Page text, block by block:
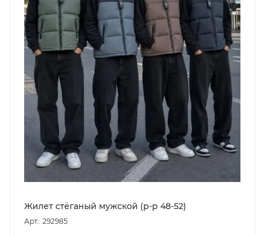
Жилет стёганый мужской (р-р 48-52)
Арт.: 292985